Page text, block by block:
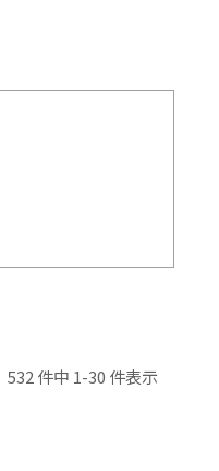
532 件中 1-30 件表示